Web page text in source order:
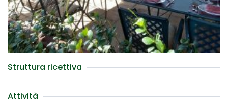
Struttura ricettiva
Attività